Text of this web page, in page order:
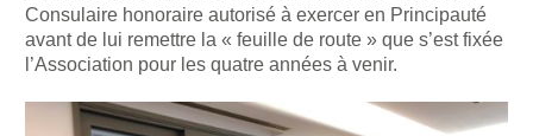
Consulaire honoraire autorisé à exercer en Principauté
avant de lui remettre la « feuille de route » que s’est fixée
l’Association pour les quatre années à venir.